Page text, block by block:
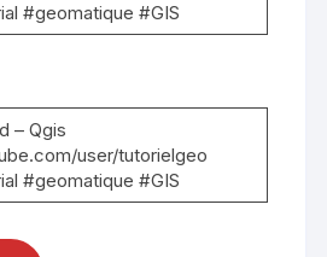
#geomatique #GIS
– Qgis
user/tutorielgeo
#geomatique #GIS